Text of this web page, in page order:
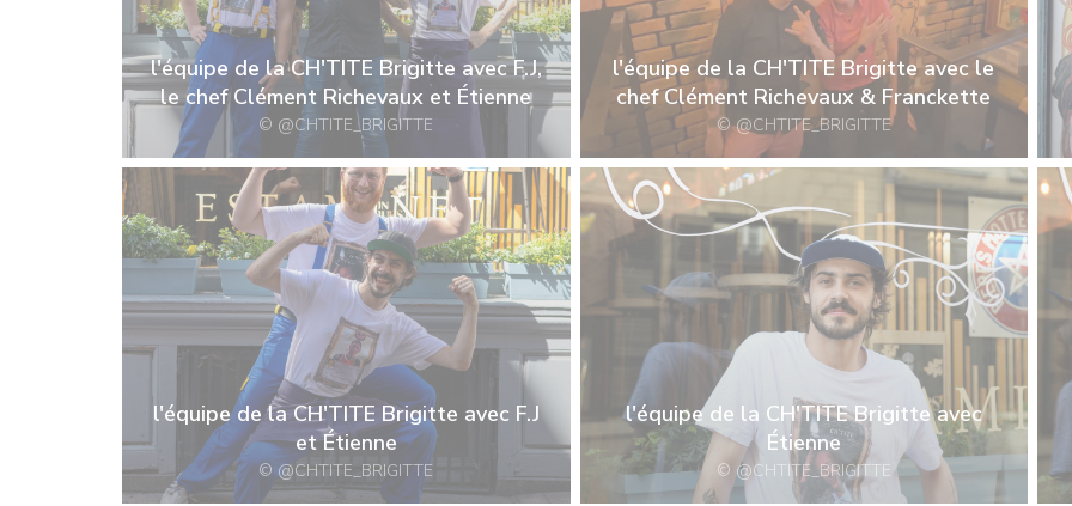
l'équipe de la CH'TITE Brigitte avec F.J,
le chef Clément Richevaux et Étienne
© @CHTITE_BRIGITTE
l'équipe de la CH'TITE Brigitte avec le
chef Clément Richevaux & Franckette
© @CHTITE_BRIGITTE
l'équipe de la CH'TITE Brigitte avec F.J
et Étienne
© @CHTITE_BRIGITTE
l'équipe de la CH'TITE Brigitte avec
Étienne
© @CHTITE_BRIGITTE